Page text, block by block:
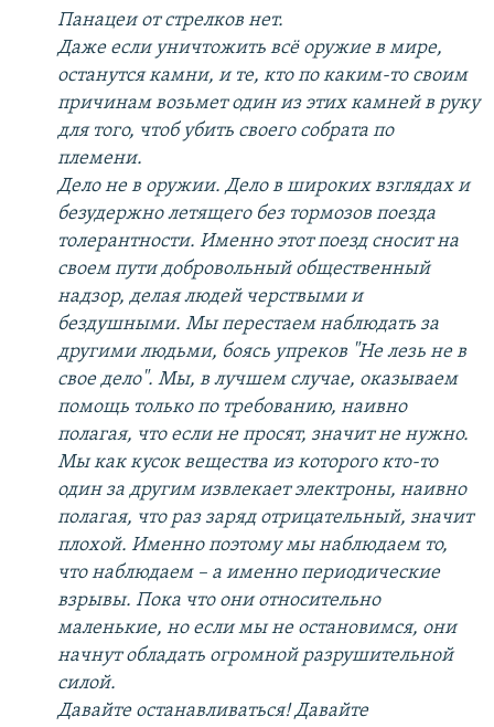
Панацеи от стрелков нет.
Даже если уничтожить всё оружие в мире,
останутся камни, и те, кто по каким-то своим
причинам возьмет один из этих камней в руку
для того, чтоб убить своего собрата по
племени.
Дело не в оружии. Дело в широких взглядах и
безудержно летящего без тормозов поезда
толерантности. Именно этот поезд сносит на
своем пути добровольный общественный
надзор, делая людей черствыми и
бездушными. Мы перестаем наблюдать за
другими людьми, боясь упреков "Не лезь не в
свое дело". Мы, в лучшем случае, оказываем
помощь только по требованию, наивно
полагая, что если не просят, значит не нужно.
Мы как кусок вещества из которого кто-то
один за другим извлекает электроны, наивно
полагая, что раз заряд отрицательный, значит
плохой. Именно поэтому мы наблюдаем то,
что наблюдаем – а именно периодические
взрывы. Пока что они относительно
маленькие, но если мы не остановимся, они
начнут обладать огромной разрушительной
силой.
Давайте останавливаться! Давайте